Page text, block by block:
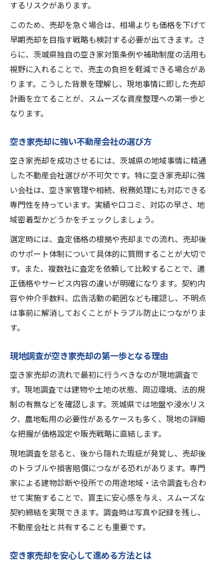
するリスクがあります。
このため、売却を急ぐ場合は、相場よりも価格を下げて
早期売却を目指す戦略も検討する必要が出てきます。さ
らに、茨城県独自の空き家対策条例や補助制度の活用も
視野に入れることで、売主の負担を軽減できる場合があ
ります。こうした背景を理解し、現地事情に即した売却
計画を立てることが、スムーズな資産整理への第一歩と
なります。
空き家売却に強い不動産会社の選び方
空き家売却を成功させるには、茨城県の地域事情に精通
した不動産会社選びが不可欠です。特に空き家売却に強
い会社は、空き家管理や相続、税務処理にも対応できる
専門性を持っています。実績や口コミ、対応の早さ、地
域密着型かどうかをチェックしましょう。
選定時には、査定価格の根拠や売却までの流れ、売却後
のサポート体制について具体的に質問することが大切で
す。また、複数社に査定を依頼して比較することで、適
正価格やサービス内容の違いが明確になります。契約内
容や仲介手数料、広告活動の範囲なども確認し、不明点
は事前に解消しておくことがトラブル防止につながりま
す。
現地調査が空き家売却の第一歩となる理由
空き家売却の流れで最初に行うべきなのが現地調査で
す。現地調査では建物や土地の状態、周辺環境、法的規
制の有無などを確認します。茨城県では地盤や浸水リス
ク、農地転用の必要性があるケースも多く、現地の詳細
な把握が価格設定や販売戦略に直結します。
現地調査を怠ると、後から隠れた瑕疵が発覚し、売却後
のトラブルや損害賠償につながる恐れがあります。専門
家による建物診断や役所での用途地域・法令調査も合わ
せて実施することで、買主に安心感を与え、スムーズな
契約締結を実現できます。調査時は写真や記録を残し、
不動産会社と共有することも重要です。
空き家売却を安心して進める方法とは